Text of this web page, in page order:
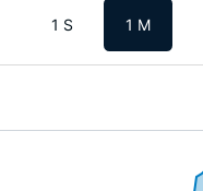
1 S 1 M